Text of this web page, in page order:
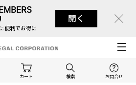
便利でお得に
開く
カート 検索 お問合せ